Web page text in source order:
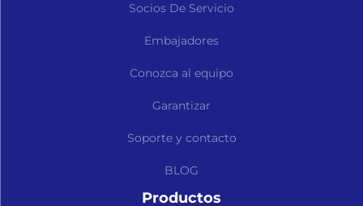
Socios De Servicio
Embajadores
Conozca al equipo
Garantizar
Soporte y contacto
BLOG
Productos